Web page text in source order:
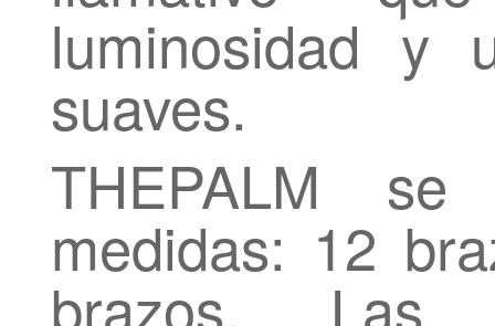
luminosidad y
suaves.
THEPALM
medidas: 12
brazos. Las